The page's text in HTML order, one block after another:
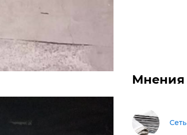
Мнения
Сеть